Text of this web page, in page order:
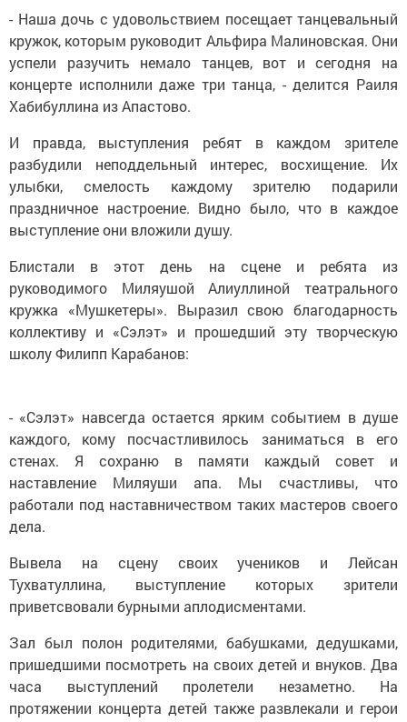
- Наша дочь с удовольствием посещает танцевальный
кружок, которым руководит Альфира Малиновская. Они
успели разучить немало танцев, вот и сегодня на
концерте исполнили даже три танца, - делится Раиля
Хабибуллина из Апастово.
И правда, выступления ребят в каждом зрителе
разбудили неподдельный интерес, восхищение. Их
улыбки, смелость каждому зрителю подарили
праздничное настроение. Видно было, что в каждое
выступление они вложили душу.
Блистали в этот день на сцене и ребята из
руководимого Миляушой Алиуллиной театрального
кружка «Мушкетеры». Выразил свою благодарность
коллективу и «Сэлэт» и прошедший эту творческую
школу Филипп Карабанов:
- «Сэлэт» навсегда остается ярким событием в душе
каждого, кому посчастливилось заниматься в его
стенах. Я сохраню в памяти каждый совет и
наставление Миляуши апа. Мы счастливы, что
работали под наставничеством таких мастеров своего
дела.
Вывела на сцену своих учеников и Лейсан
Тухватуллина, выступление которых зрители
приветсвовали бурными аплодисментами.
Зал был полон родителями, бабушками, дедушками,
пришедшими посмотреть на своих детей и внуков. Два
часа выступлений пролетели незаметно. На
протяжении концерта детей также развлекали и герои